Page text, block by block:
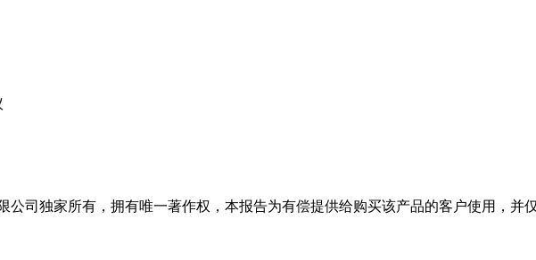
司独家所有，拥有唯一著作权，本报告为有偿提供给购买该产品的客户使用，并